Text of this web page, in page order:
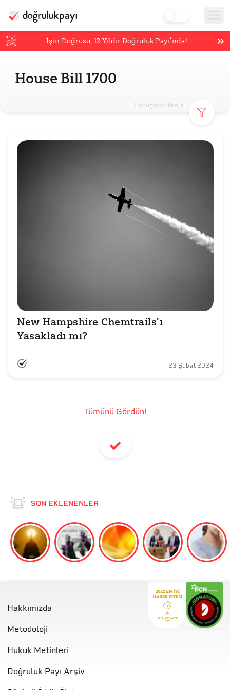
İşin Doğrusu,12 Yıldır Doğruluk Payı’nda!
House Bill 1700
Sonuçları filtrele
New Hampshire Chemtrails'ı
Yasakladı mı?
23 Şubat 2024
Tümünü Gördün!
SON EKLENENLER
Hakkımızda
Metodoloji
Hukuk Metinleri
Doğruluk Payı Arşiv